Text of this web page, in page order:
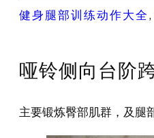
健身腿部训练动作大全 ,
哑铃侧向台阶
主要锻炼臀部肌群，及腿